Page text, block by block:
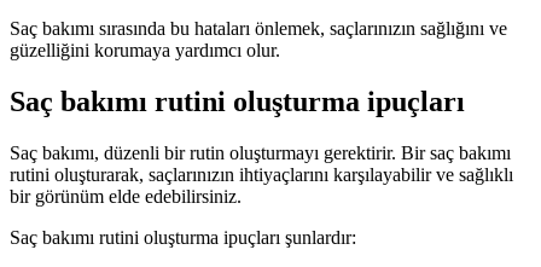
Saç bakımı sırasında bu hataları önlemek, saçlarınızın sağlığını ve
güzelliğini korumaya yardımcı olur.
Saç bakımı rutini oluşturma ipuçları
Saç bakımı, düzenli bir rutin oluşturmayı gerektirir. Bir saç bakımı
rutini oluşturarak, saçlarınızın ihtiyaçlarını karşılayabilir ve sağlıklı
bir görünüm elde edebilirsiniz.
Saç bakımı rutini oluşturma ipuçları şunlardır: